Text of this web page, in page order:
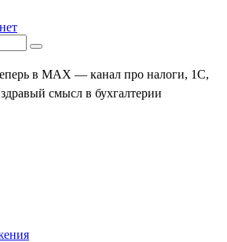
в MAX — канал про налоги, 1С,
смысл в бухгалтерии